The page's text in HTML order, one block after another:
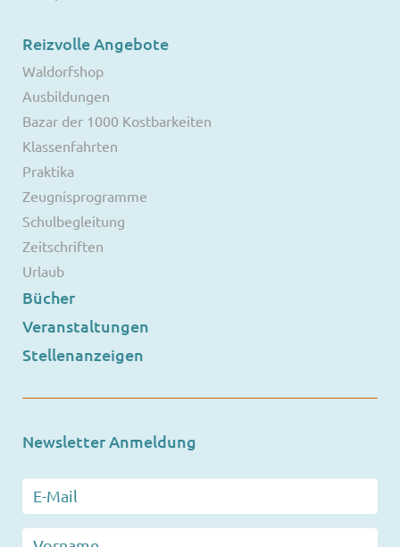
Reizvolle Angebote
Waldorfshop
Ausbildungen
Bazar der 1000 Kostbarkeiten
Klassenfahrten
Praktika
Zeugnisprogramme
Schulbegleitung
Zeitschriften
Urlaub
Bücher
Veranstaltungen
Stellenanzeigen
Newsletter Anmeldung